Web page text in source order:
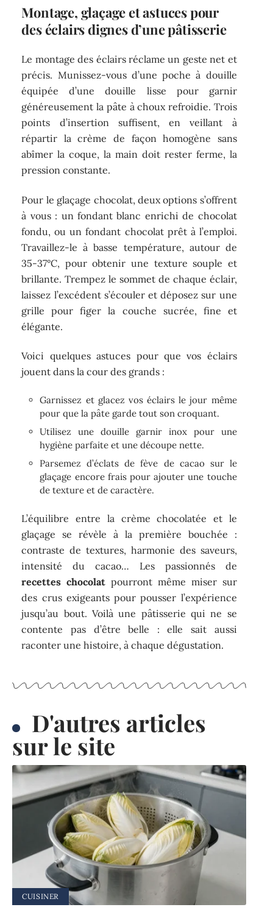
Montage, glaçage et astuces pour
des éclairs dignes d’une pâtisserie
Le montage des éclairs réclame un geste net et
précis. Munissez-vous d’une poche à douille
équipée d’une douille lisse pour garnir
généreusement la pâte à choux refroidie. Trois
points d’insertion suffisent, en veillant à
répartir la crème de façon homogène sans
abîmer la coque, la main doit rester ferme, la
pression constante.
Pour le glaçage chocolat, deux options s’offrent
à vous : un fondant blanc enrichi de chocolat
fondu, ou un fondant chocolat prêt à l’emploi.
Travaillez-le à basse température, autour de
35-37°C, pour obtenir une texture souple et
brillante. Trempez le sommet de chaque éclair,
laissez l’excédent s’écouler et déposez sur une
grille pour figer la couche sucrée, fine et
élégante.
Voici quelques astuces pour que vos éclairs
jouent dans la cour des grands :
Garnissez et glacez vos éclairs le jour même
pour que la pâte garde tout son croquant.
Utilisez une douille garnir inox pour une
hygiène parfaite et une découpe nette.
Parsemez d’éclats de fève de cacao sur le
glaçage encore frais pour ajouter une touche
de texture et de caractère.
L’équilibre entre la crème chocolatée et le
glaçage se révèle à la première bouchée :
contraste de textures, harmonie des saveurs,
intensité du cacao… Les passionnés de
recettes chocolat pourront même miser sur
des crus exigeants pour pousser l’expérience
jusqu’au bout. Voilà une pâtisserie qui ne se
contente pas d’être belle : elle sait aussi
raconter une histoire, à chaque dégustation.
D'autres articles
sur le site
CUISINER